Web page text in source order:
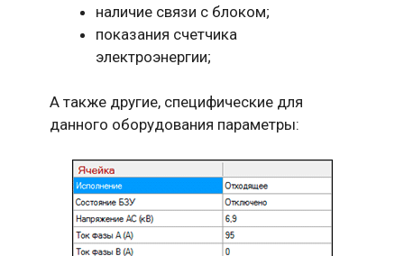
наличие связи с блоком;
показания счетчика
электроэнергии;
А также другие, специфические для
данного оборудования параметры: